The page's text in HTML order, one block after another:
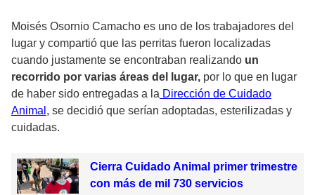
Moisés Osornio Camacho es uno de los trabajadores del
lugar y compartió que las perritas fueron localizadas
cuando justamente se encontraban realizando un
recorrido por varias áreas del lugar, por lo que en lugar
de haber sido entregadas a la Dirección de Cuidado
Animal, se decidió que serían adoptadas, esterilizadas y
cuidadas.
Cierra Cuidado Animal primer trimestre
con más de mil 730 servicios